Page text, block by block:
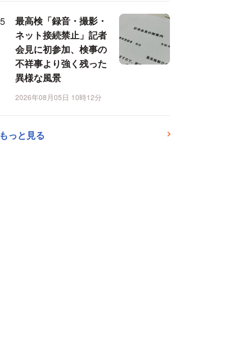
最高検「録音・撮影・
ネット接続禁止」記者
会見に初参加、検事の
不祥事より強く残った
異様な風景
2026年08月05日 10時12分
もっと見る